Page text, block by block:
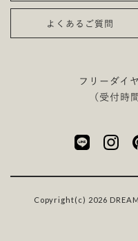
よくあるご質問
フリーダイ
（受付時
Copyright(c) 2026